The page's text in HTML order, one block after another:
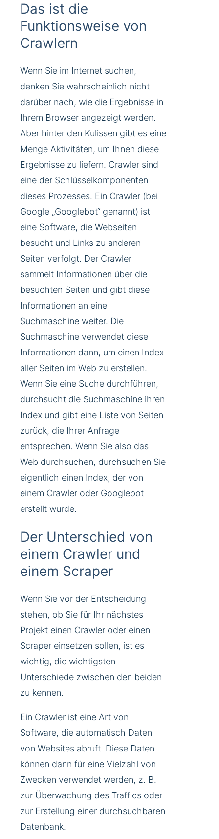
Das ist die
Funktionsweise von
Crawlern
Wenn Sie im Internet suchen,
denken Sie wahrscheinlich nicht
darüber nach, wie die Ergebnisse in
Ihrem Browser angezeigt werden.
Aber hinter den Kulissen gibt es eine
Menge Aktivitäten, um Ihnen diese
Ergebnisse zu liefern. Crawler sind
eine der Schlüsselkomponenten
dieses Prozesses. Ein Crawler (bei
Google „Googlebot“ genannt) ist
eine Software, die Webseiten
besucht und Links zu anderen
Seiten verfolgt. Der Crawler
sammelt Informationen über die
besuchten Seiten und gibt diese
Informationen an eine
Suchmaschine weiter. Die
Suchmaschine verwendet diese
Informationen dann, um einen Index
aller Seiten im Web zu erstellen.
Wenn Sie eine Suche durchführen,
durchsucht die Suchmaschine ihren
Index und gibt eine Liste von Seiten
zurück, die Ihrer Anfrage
entsprechen. Wenn Sie also das
Web durchsuchen, durchsuchen Sie
eigentlich einen Index, der von
einem Crawler oder Googlebot
erstellt wurde.
Der Unterschied von
einem Crawler und
einem Scraper
Wenn Sie vor der Entscheidung
stehen, ob Sie für Ihr nächstes
Projekt einen Crawler oder einen
Scraper einsetzen sollen, ist es
wichtig, die wichtigsten
Unterschiede zwischen den beiden
zu kennen.
Ein Crawler ist eine Art von
Software, die automatisch Daten
von Websites abruft. Diese Daten
können dann für eine Vielzahl von
Zwecken verwendet werden, z. B.
zur Überwachung des Traffics oder
zur Erstellung einer durchsuchbaren
Datenbank.